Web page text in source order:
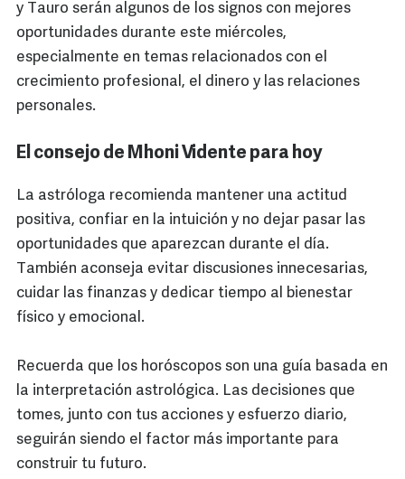
y Tauro serán algunos de los signos con mejores
oportunidades durante este miércoles,
especialmente en temas relacionados con el
crecimiento profesional, el dinero y las relaciones
personales.
El consejo de Mhoni Vidente para hoy
La astróloga recomienda mantener una actitud
positiva, confiar en la intuición y no dejar pasar las
oportunidades que aparezcan durante el día.
También aconseja evitar discusiones innecesarias,
cuidar las finanzas y dedicar tiempo al bienestar
físico y emocional.
Recuerda que los horóscopos son una guía basada en
la interpretación astrológica. Las decisiones que
tomes, junto con tus acciones y esfuerzo diario,
seguirán siendo el factor más importante para
construir tu futuro.